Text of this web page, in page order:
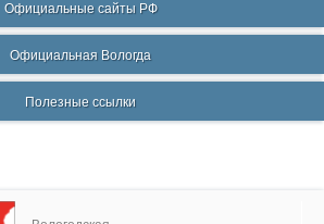
Официальные сайты РФ
Официальная Вологда
Полезные ссылки